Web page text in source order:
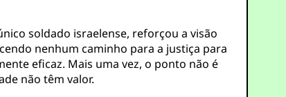
soldado israelense, reforçou a visão
nenhum caminho para a justiça para
eficaz. Mais uma vez, o ponto não é
não têm valor.